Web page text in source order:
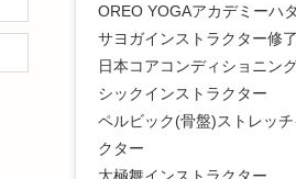
OREO YOGAアカデミーハ
サヨガインストラクター修了
日本コアコンディショニン
シックインストラクター
ペルビック(骨盤)ストレッ
クター
太極舞インストラクター